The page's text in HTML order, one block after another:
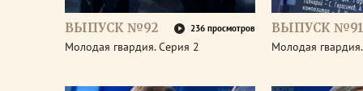
ВЫПУСК №92 236 просмотров
Молодая гвардия. Серия 2
ВЫПУСК №91
Молодая